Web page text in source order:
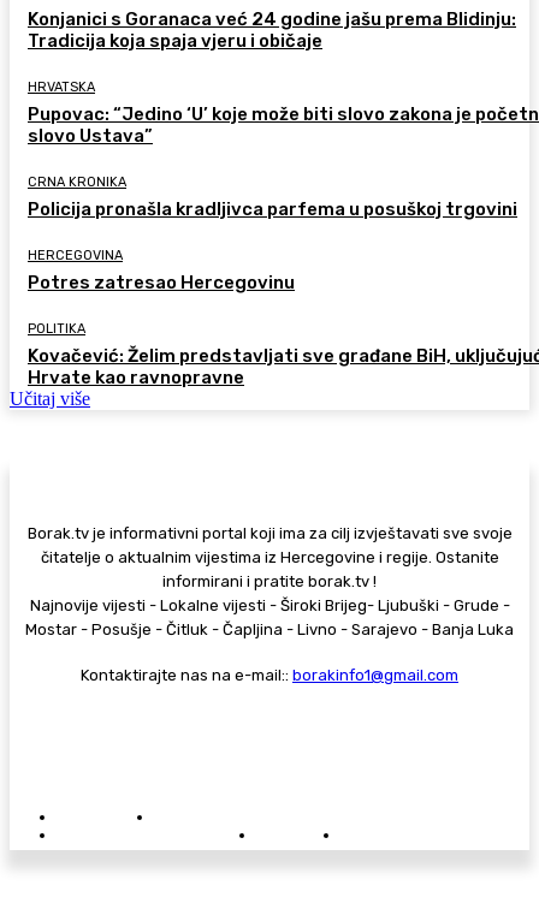
Konjanici s Goranaca već 24 godine jašu prema Blidinju:
Tradicija koja spaja vjeru i običaje
HRVATSKA
Pupovac: “Jedino ‘U’ koje može biti slovo zakona je
slovo Ustava”
CRNA KRONIKA
Policija pronašla kradljivca parfema u posuškoj trgovini
HERCEGOVINA
Potres zatresao Hercegovinu
POLITIKA
Kovačević: Želim predstavljati sve građane BiH,
Hrvate kao ravnopravne
Učitaj više
Borak.tv je informativni portal koji ima za cilj izvještavati sve svoje
čitatelje o aktualnim vijestima iz Hercegovine i regije. Ostanite
informirani i pratite borak.tv !
Najnovije vijesti - Lokalne vijesti - Široki Brijeg- Ljubuški - Grude -
Mostar - Posušje - Čitluk - Čapljina - Livno - Sarajevo - Banja Luka
Kontaktirajte nas na e-mail:: borakinfo1@gmail.com